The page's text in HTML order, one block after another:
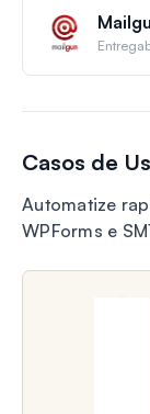
Casos de
Automatize
WPForms e